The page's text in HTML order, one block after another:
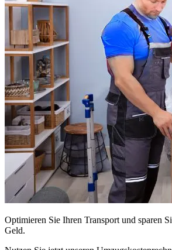
Optimieren Sie Ihren Transport und sparen
Geld.